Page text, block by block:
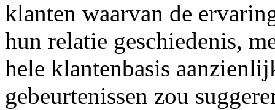
klanten waarvan de
hun relatie geschiedenis,
hele klantenbasis
gebeurtenissen zou